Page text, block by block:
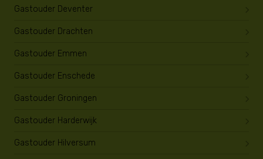
Gastouder Deventer
Gastouder Drachten
Gastouder Emmen
Gastouder Enschede
Gastouder Groningen
Gastouder Harderwijk
Gastouder Hilversum